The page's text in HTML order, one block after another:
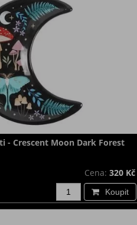
- Crescent Moon Dark Forest
Cena: 320 Kč
Koupit